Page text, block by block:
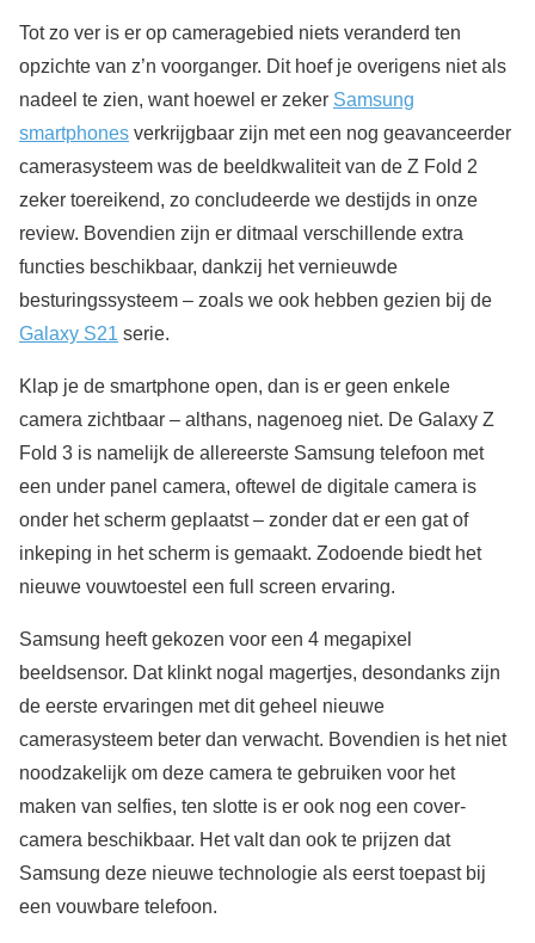
Tot zo ver is er op cameragebied niets veranderd ten
opzichte van z’n voorganger. Dit hoef je overigens niet als
nadeel te zien, want hoewel er zeker Samsung
smartphones verkrijgbaar zijn met een nog geavanceerder
camerasysteem was de beeldkwaliteit van de Z Fold 2
zeker toereikend, zo concludeerde we destijds in onze
review. Bovendien zijn er ditmaal verschillende extra
functies beschikbaar, dankzij het vernieuwde
besturingssysteem – zoals we ook hebben gezien bij de
Galaxy S21 serie.
Klap je de smartphone open, dan is er geen enkele
camera zichtbaar – althans, nagenoeg niet. De Galaxy Z
Fold 3 is namelijk de allereerste Samsung telefoon met
een under panel camera, oftewel de digitale camera is
onder het scherm geplaatst – zonder dat er een gat of
inkeping in het scherm is gemaakt. Zodoende biedt het
nieuwe vouwtoestel een full screen ervaring.
Samsung heeft gekozen voor een 4 megapixel
beeldsensor. Dat klinkt nogal magertjes, desondanks zijn
de eerste ervaringen met dit geheel nieuwe
camerasysteem beter dan verwacht. Bovendien is het niet
noodzakelijk om deze camera te gebruiken voor het
maken van selfies, ten slotte is er ook nog een cover-
camera beschikbaar. Het valt dan ook te prijzen dat
Samsung deze nieuwe technologie als eerst toepast bij
een vouwbare telefoon.